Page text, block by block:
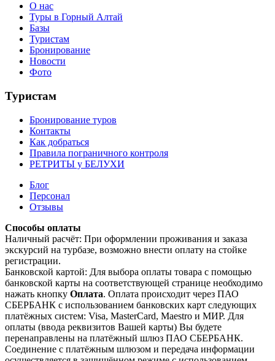
О нас
Туры в Горный Алтай
Базы
Туристам
Бронирование
Новости
Фото
Туристам
Бронирование туров
Контакты
Как добраться
Правила пограничного контроля
РЕТРИТЫ у БЕЛУХИ
Блог
Персонал
Отзывы
Способы оплаты
Наличный расчёт: При оформлении проживания и заказа
экскурсий на турбазе, возможно внести оплату на стойке
регистрации.
Банковской картой: Для выбора оплаты товара с помощью
банковской карты на соответствующей странице необходимо
нажать кнопку Оплата. Оплата происходит через ПАО
СБЕРБАНК с использованием банковских карт следующих
платёжных систем: Visa, MasterCard, Maestro и МИР. Для
оплаты (ввода реквизитов Вашей карты) Вы будете
перенаправлены на платёжный шлюз ПАО СБЕРБАНК.
Соединение с платёжным шлюзом и передача информации